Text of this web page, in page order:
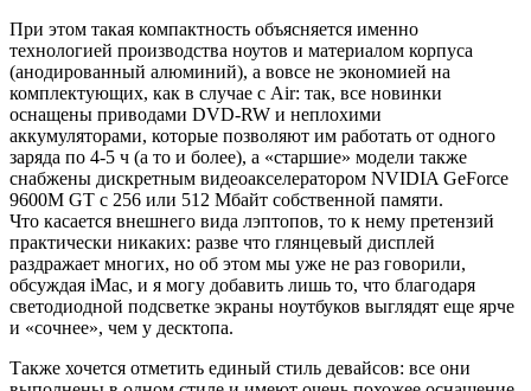
При этом такая компактность объясняется именно
технологией производства ноутов и материалом корпуса
(анодированный алюминий), а вовсе не экономией на
комплектующих, как в случае с Air: так, все новинки
оснащены приводами DVD-RW и неплохими
аккумуляторами, которые позволяют им работать от одного
заряда по 4-5 ч (а то и более), а «старшие» модели также
снабжены дискретным видеоакселератором NVIDIA GeForce
9600M GT c 256 или 512 Мбайт собственной памяти.
Что касается внешнего вида лэптопов, то к нему претензий
практически никаких: разве что глянцевый дисплей
раздражает многих, но об этом мы уже не раз говорили,
обсуждая iMac, и я могу добавить лишь то, что благодаря
светодиодной подсветке экраны ноутбуков выглядят еще ярче
и «сочнее», чем у десктопа.
Также хочется отметить единый стиль девайсов: все они